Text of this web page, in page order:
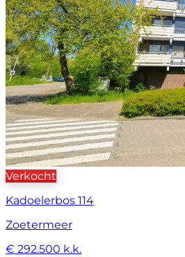
Verkocht
Kadoelerbos 114
Zoetermeer
€ 292.500 k.k.